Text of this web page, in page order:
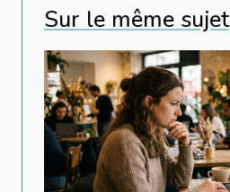
Sur le même sujet